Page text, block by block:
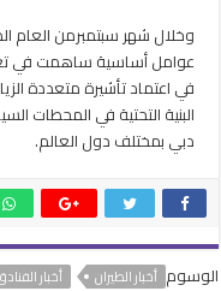
عوامل أساسية ساهمت في
في اعتماد تأشيرة متعددة
البنية التحتية في المحطات
دبي بمختلف دول العالم.
الوسوم أخبار الطيران أخبار